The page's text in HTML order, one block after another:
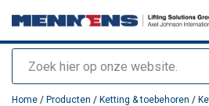
Zoeken
toegevoegd aan uw offerte
Home / Producten / Ketting & toebehoren /